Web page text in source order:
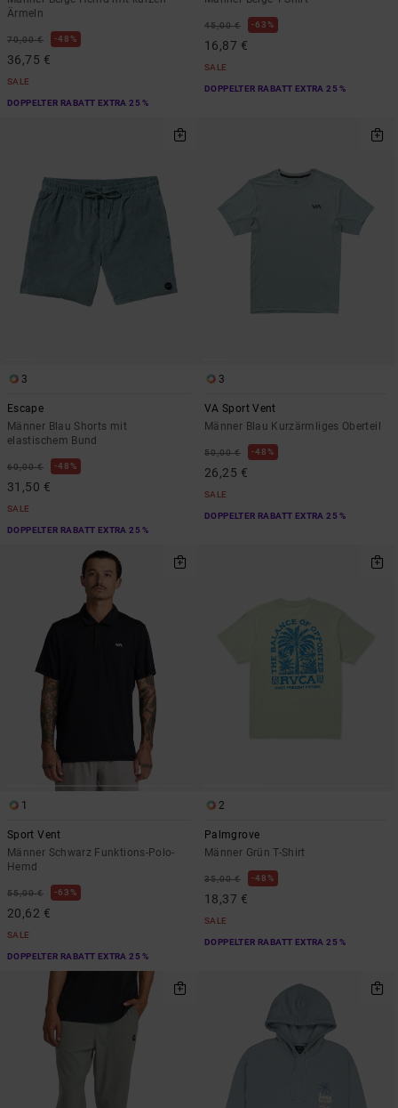
Ärmeln
70,00 € 48%
36,75 €
SALE
DOPPELTER RABATT EXTRA 25 %
45,00 € 63%
16,87 €
SALE
DOPPELTER RABATT EXTRA 25 %
3
Escape
Männer Blau Shorts mit
elastischem Bund
60,00 € 48%
31,50 €
SALE
DOPPELTER RABATT EXTRA 25 %
3
VA Sport Vent
Männer Blau Kurzärmliges Oberteil
50,00 € 48%
26,25 €
SALE
DOPPELTER RABATT EXTRA 25 %
1
Sport Vent
Männer Schwarz Funktions-Polo-
Hemd
55,00 € 63%
20,62 €
SALE
DOPPELTER RABATT EXTRA 25 %
2
Palmgrove
Männer Grün T-Shirt
35,00 € 48%
18,37 €
SALE
DOPPELTER RABATT EXTRA 25 %